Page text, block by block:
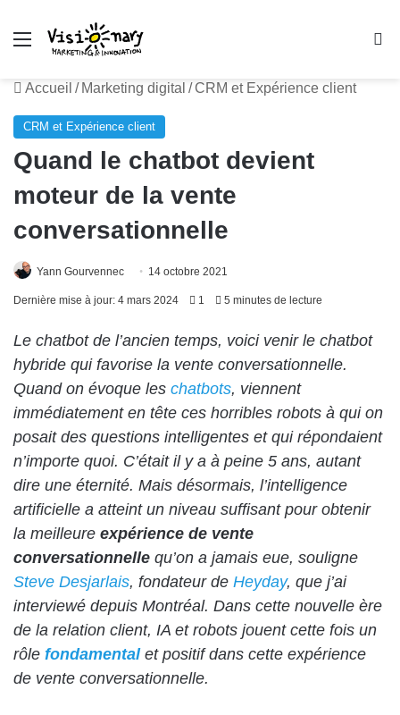
Menu
Accueil / Marketing digital /CRM et Expérience client
CRM et Expérience client
Quand le chatbot devient
moteur de la vente
conversationnelle
Yann Gourvennec 14 octobre 2021
Dernière mise à jour: 4 mars 2024 1 5 minutes de lecture
Le chatbot de l’ancien temps, voici venir le chatbot
hybride qui favorise la vente conversationnelle.
Quand on évoque les chatbots, viennent
immédiatement en tête ces horribles robots à qui on
posait des questions intelligentes et qui répondaient
n’importe quoi. C’était il y a à peine 5 ans, autant
dire une éternité. Mais désormais, l’intelligence
artificielle a atteint un niveau suffisant pour obtenir
la meilleure expérience de vente
conversationnelle qu’on a jamais eue, souligne
Steve Desjarlais, fondateur de Heyday, que j’ai
interviewé depuis Montréal. Dans cette nouvelle ère
de la relation client, IA et robots jouent cette fois un
rôle fondamentalet positif dans cette expérience
de vente conversationnelle.